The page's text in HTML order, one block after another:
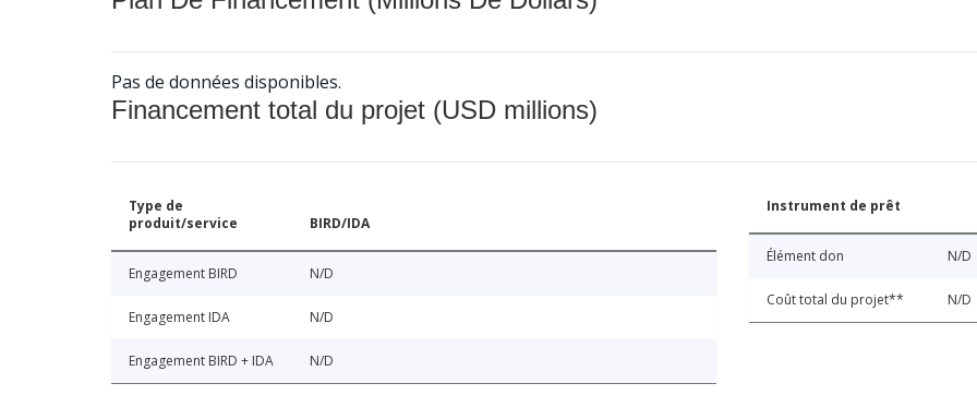
Pas de données disponibles.
Financement total du projet (USD millions)
Type de
produit/service
BIRD/IDA
Engagement BIRD N/D
Engagement IDA N/D
Engagement BIRD + IDA N/D
Instrument de prêt
Élément don N/D
Coût total du projet** N/D